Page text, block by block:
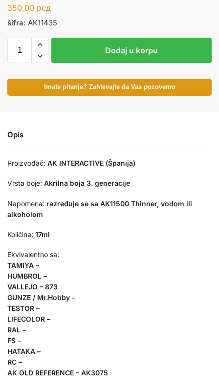
350,00 рсд
šifra: AK11435
Dodaj u korpu
Imate pitanje? Zahtevajte da Vas pozovemo
Opis
Proizvođač: AK INTERACTIVE (Španija)
Vrsta boje: Akrilna boja 3. generacije
Napomena: razređuje se sa AK11500 Thinner, vodom ili
alkoholom
Količina: 17ml
Ekvivalentno sa:
TAMIYA –
HUMBROL –
VALLEJO – 873
GUNZE / Mr.Hobby –
TESTOR –
LIFECOLOR –
RAL –
FS –
HATAKA –
RC –
AK OLD REFERENCE – AK3075